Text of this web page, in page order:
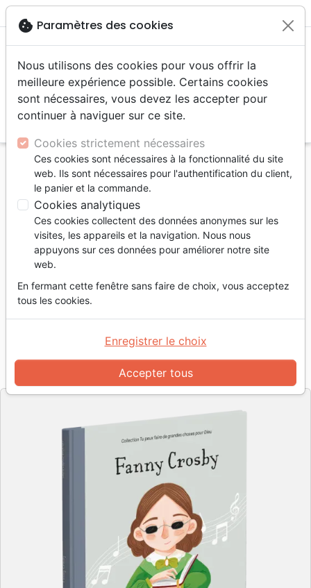
menu
Accueil Livres Enfants 4 à 6 ans
Histoires
Fanny Crosby - La jeune aveugle aux milliers de
chants [coll. Tu peux faire de grandes choses pour
Dieu]
Fanny Crosby
La jeune aveugle aux milliers de chants
[coll. Tu peux faire de grandes choses
pour Dieu]
Auteur :Laura Caputo-Wickham| Illustrateur :
RéférenceMB3627 EAN9782826036272
La Maison de la Bible
cookie Paramètres des cookies
Nous utilisons des cookies pour vous offrir la
meilleure expérience possible. Certains cookies
sont nécessaires, vous devez les accepter pour
continuer à naviguer sur ce site.
Cookies strictement nécessaires
Ces cookies sont nécessaires à la fonctionnalité du site
web. Ils sont nécessaires pour l'authentification du client,
le panier et la commande.
Cookies analytiques
Ces cookies collectent des données anonymes sur les
visites, les appareils et la navigation. Nous nous
appuyons sur ces données pour améliorer notre site
web.
En fermant cette fenêtre sans faire de choix, vous acceptez
tous les cookies.
Accepter tous
Enregistrer le choix